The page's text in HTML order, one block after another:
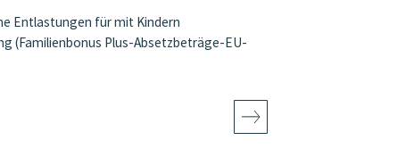
Entlastungen für mit Kindern
(Familienbonus Plus-Absetzbeträge-EU-